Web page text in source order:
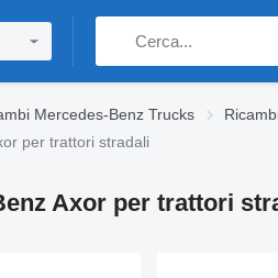
Mercedes-Benz Trucks
per trattori stradali
Axor per trattori